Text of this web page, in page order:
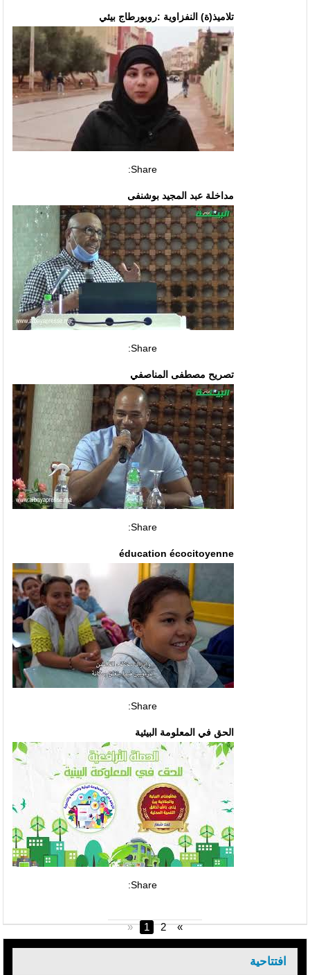
تلاميذ(ة) النفزاوية :روبورطاج بيئي
Share:
مداخلة عبد المجيد بوشنفى
Share:
تصريح مصطفى المناصفي
Share:
éducation écocitoyenne
Share:
الحق في المعلومة البيئية
Share:
« 1 2 »
افتتاحية